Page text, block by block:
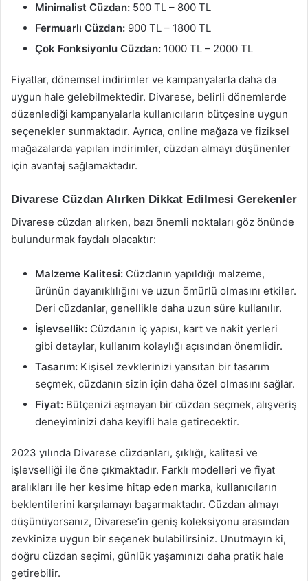
Minimalist Cüzdan: 500 TL – 800 TL
Fermuarlı Cüzdan: 900 TL – 1800 TL
Çok Fonksiyonlu Cüzdan: 1000 TL – 2000 TL
Fiyatlar, dönemsel indirimler ve kampanyalarla daha da
uygun hale gelebilmektedir. Divarese, belirli dönemlerde
düzenlediği kampanyalarla kullanıcıların bütçesine uygun
seçenekler sunmaktadır. Ayrıca, online mağaza ve fiziksel
mağazalarda yapılan indirimler, cüzdan almayı düşünenler
için avantaj sağlamaktadır.
Divarese Cüzdan Alırken Dikkat Edilmesi Gerekenler
Divarese cüzdan alırken, bazı önemli noktaları göz önünde
bulundurmak faydalı olacaktır:
Malzeme Kalitesi: Cüzdanın yapıldığı malzeme,
ürünün dayanıklılığını ve uzun ömürlü olmasını etkiler.
Deri cüzdanlar, genellikle daha uzun süre kullanılır.
İşlevsellik: Cüzdanın iç yapısı, kart ve nakit yerleri
gibi detaylar, kullanım kolaylığı açısından önemlidir.
Tasarım: Kişisel zevklerinizi yansıtan bir tasarım
seçmek, cüzdanın sizin için daha özel olmasını sağlar.
Fiyat: Bütçenizi aşmayan bir cüzdan seçmek, alışveriş
deneyiminizi daha keyifli hale getirecektir.
2023 yılında Divarese cüzdanları, şıklığı, kalitesi ve
işlevselliği ile öne çıkmaktadır. Farklı modelleri ve fiyat
aralıkları ile her kesime hitap eden marka, kullanıcıların
beklentilerini karşılamayı başarmaktadır. Cüzdan almayı
düşünüyorsanız, Divarese’in geniş koleksiyonu arasından
zevkinize uygun bir seçenek bulabilirsiniz. Unutmayın ki,
doğru cüzdan seçimi, günlük yaşamınızı daha pratik hale
getirebilir.